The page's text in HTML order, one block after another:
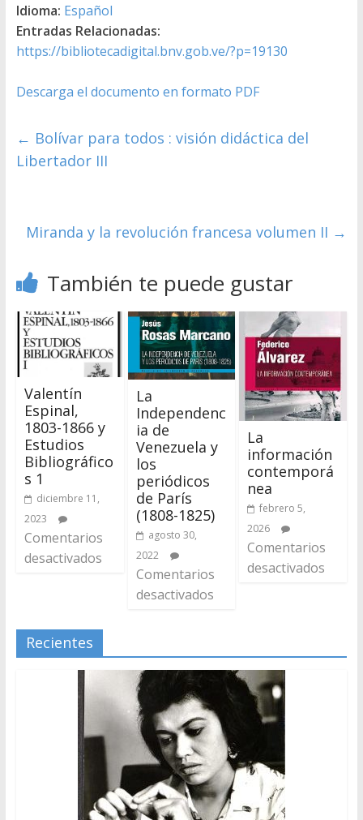
Idioma: Español
Entradas Relacionadas:
https://bibliotecadigital.bnv.gob.ve/?p=19130
Descarga el documento en formato PDF
← Bolívar para todos : visión didáctica del
Libertador III
Miranda y la revolución francesa volumen II →
También te puede gustar
Valentín
Espinal,
1803-1866 y
Estudios
Bibliográfico
s 1
diciembre 11,
2023
Comentarios
desactivados
La
Independenc
ia de
Venezuela y
los
periódicos
de París
(1808-1825)
agosto 30,
2022
Comentarios
desactivados
La
información
contemporá
nea
febrero 5,
2026
Comentarios
desactivados
Recientes